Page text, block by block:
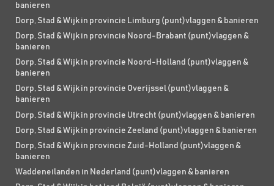
banieren
Dorp, Stad & Wijk in provincie Limburg (punt)vlaggen & banieren
Dorp, Stad & Wijk in provincie Noord-Brabant (punt)vlaggen &
banieren
Dorp, Stad & Wijk in provincie Noord-Holland (punt)vlaggen &
banieren
Dorp, Stad & Wijk in provincie Overijssel (punt)vlaggen &
banieren
Dorp, Stad & Wijk in provincie Utrecht (punt)vlaggen & banieren
Dorp, Stad & Wijk in provincie Zeeland (punt)vlaggen & banieren
Dorp, Stad & Wijk in provincie Zuid-Holland (punt)vlaggen &
banieren
Waddeneilanden in Nederland (punt)vlaggen & banieren